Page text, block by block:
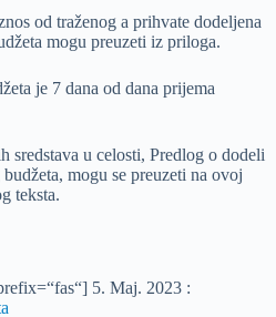
od traženog a prihvate dodeljena
mogu preuzeti iz priloga.
je 7 dana od dana prijema
sredstava u celosti, Predlog o dodeli
mogu se preuzeti na ovoj
teksta.
5. Maj. 2023 :